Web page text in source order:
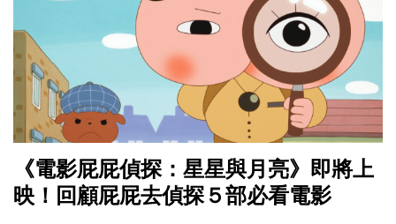
《電影屁屁偵探：星星與月亮》即將上
映！回顧屁屁去偵探５部必看電影